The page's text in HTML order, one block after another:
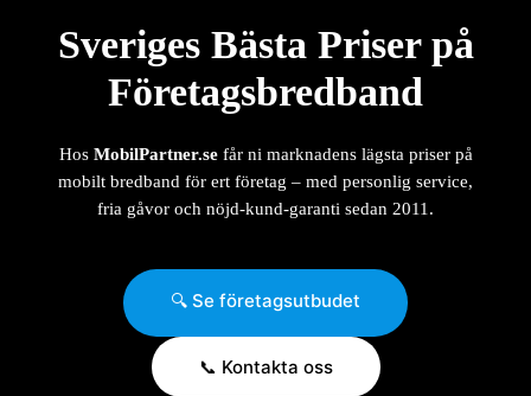
Sveriges Bästa Priser på
Företagsbredband
Hos MobilPartner.sefår ni marknadens lägsta priser på
mobilt bredband för ert företag – med personlig service,
fria gåvor och nöjd-kund-garanti sedan 2011.
🔍 Se företagsutbudet
📞 Kontakta oss